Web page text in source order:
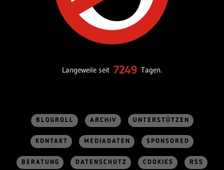
Langeweile seit 7249 Tagen.
BLOGROLL ARCHIV UNTERSTÜTZEN
KONTAKT MEDIADATEN SPONSORED
BERATUNG DATENSCHUTZ COOKIES RSS